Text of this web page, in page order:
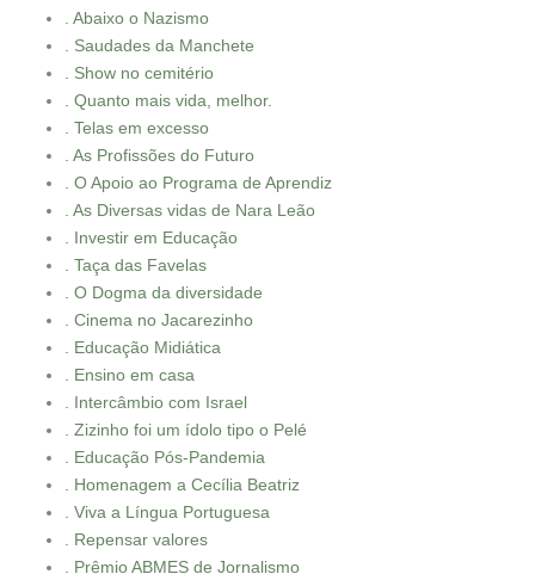
. Abaixo o Nazismo
. Saudades da Manchete
. Show no cemitério
. Quanto mais vida, melhor.
. Telas em excesso
. As Profissões do Futuro
. O Apoio ao Programa de Aprendiz
. As Diversas vidas de Nara Leão
. Investir em Educação
. Taça das Favelas
. O Dogma da diversidade
. Cinema no Jacarezinho
. Educação Midiática
. Ensino em casa
. Intercâmbio com Israel
. Zizinho foi um ídolo tipo o Pelé
. Educação Pós-Pandemia
. Homenagem a Cecília Beatriz
. Viva a Língua Portuguesa
. Repensar valores
. Prêmio ABMES de Jornalismo